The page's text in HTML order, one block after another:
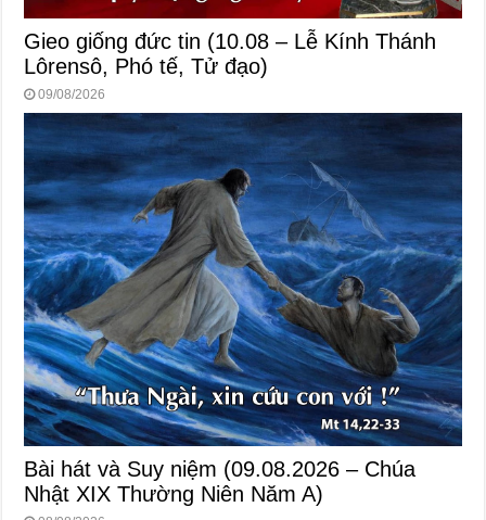
Gieo giống đức tin (10.08 – Lễ Kính Thánh
Lôrensô, Phó tế, Tử đạo)
09/08/2026
Bài hát và Suy niệm (09.08.2026 – Chúa
Nhật XIX Thường Niên Năm A)